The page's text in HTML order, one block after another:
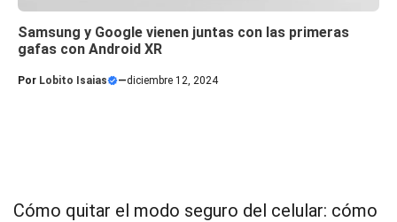
Samsung y Google vienen juntas con las primeras
gafas con Android XR
Por Lobito Isaias —diciembre 12, 2024
Cómo quitar el modo seguro del celular: cómo